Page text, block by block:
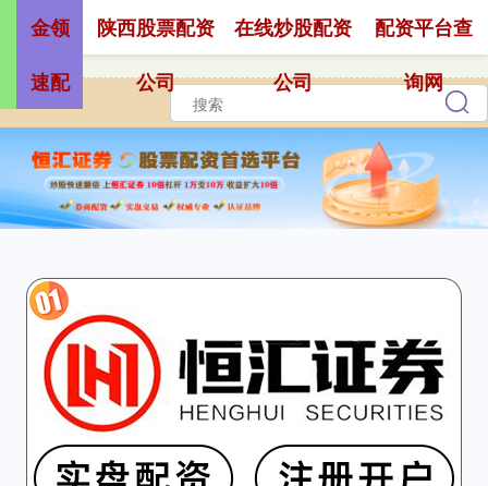
金领
速配
陕西股票配资
公司
在线炒股配资
公司
配资平台查
询网